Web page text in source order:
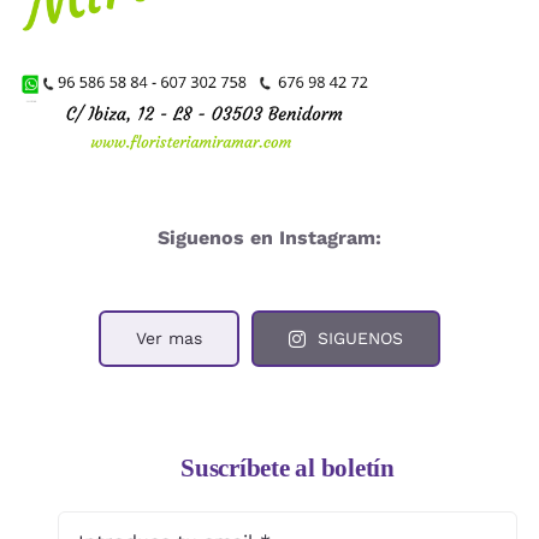
Siguenos en Instagram:
Ver mas SIGUENOS
Suscríbete al boletín